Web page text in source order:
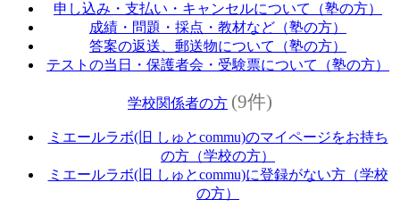
申し込み・支払い・キャンセルについて（塾の方）
成績・問題・採点・教材など（塾の方）
答案の返送、郵送物について（塾の方）
テストの当日・保護者会・受験票について（塾の方）
学校関係者の方 (9件)
ミエールラボ(旧 しゅとcommu)のマイページをお持ち
の方（学校の方）
ミエールラボ(旧 しゅとcommu)に登録がない方（学校
の方）